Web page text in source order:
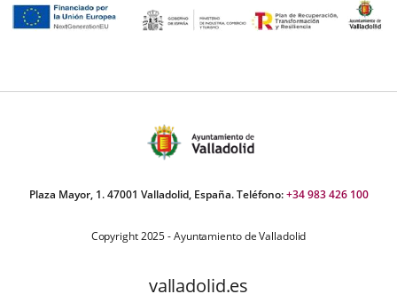
Plaza Mayor, 1. 47001 Valladolid, España. Teléfono:+34 983 426 100
Copyright 2025 - Ayuntamiento de Valladolid
valladolid.es